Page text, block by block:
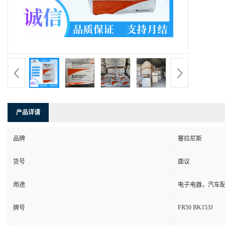
产品详请
品牌 塞拉尼斯
货号 面议
用途 电子电器，汽车
牌号 FR50 BK153J